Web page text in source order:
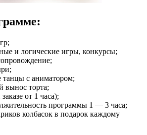
и логические игры, конкурсы;
танцы с аниматором;
вынос торта;
от 1 часа);
программы 1 — 3 часа;
колбасок в подарок каждому